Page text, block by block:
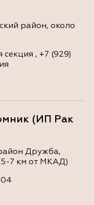
район, около
, +7 (929)
(ИП Рак
Дружба,
7 км от МКАД)